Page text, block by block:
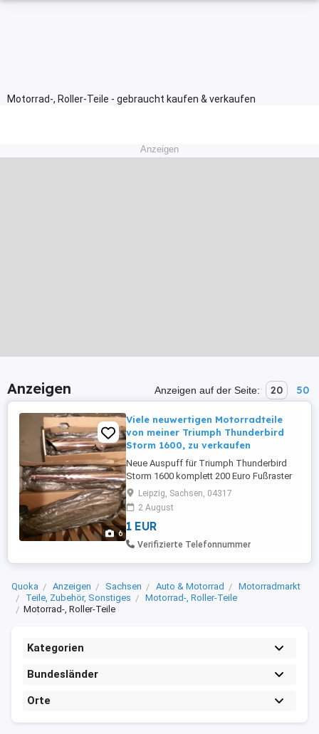
Motorrad-, Roller-Teile - gebraucht kaufen & verkaufen
Anzeigen
Anzeigen Anzeigen auf der Seite: 20 50
6
Viele neuwertigen Motorradteile
von meiner Triumph Thunderbird
Storm 1600, zu verkaufen
Neue Auspuff für Triumph Thunderbird
Storm 1600 komplett 200 Euro Fußraster
Original Triumph Thunderbird Storm 1600
komplett 100 Euro Original Lampensatz
Triumph Thunderbird Storm komplett 100
Euro Griffe neuwertig Thunderbird Storm
1600 beide 20 Euro Abstandshalter für
Leipzig, Sachsen, 04317
2 August
1 EUR
Verifizierte Telefonnummer
Quoka Anzeigen Sachsen Auto & Motorrad
Motorradmarkt
Teile, Zubehör, Sonstiges
Motorrad-, Roller-Teile
Motorrad-, Roller-Teile
Kategorien
Bundesländer
Orte